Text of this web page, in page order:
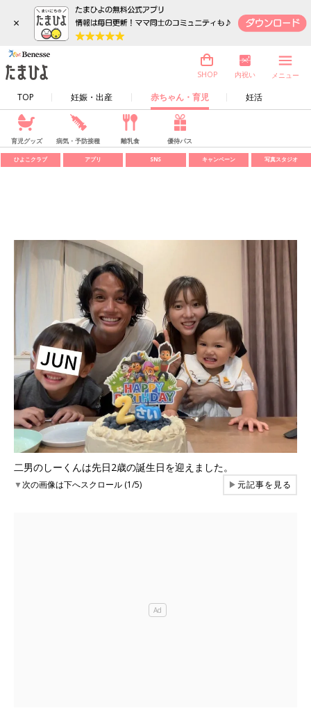
×
TOP 妊娠・出産 赤ちゃん・育児 妊活
SHOP 内祝い メニュー
育児グッズ 病気・予防接種 離乳食 優待パス
ひよこクラブ アプリ SNS キャンペーン 写真スタジオ
二男のしーくんは先日2歳の誕生日を迎えました。
▼次の画像は下へスクロール (1/5) ▶元記事を見る